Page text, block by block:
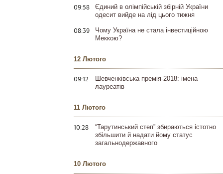
09:58
Єдиний в олімпійській збірній України
одесит вийде на лід цього тижня
08:39
Чому Україна не стала інвестиційною
Меккою?
12 Лютого
09:12
Шевченківська премія-2018: імена
лауреатів
11 Лютого
10:28
“Тарутинський степ” збираються істотно
збільшити й надати йому статус
загальнодержавного
10 Лютого